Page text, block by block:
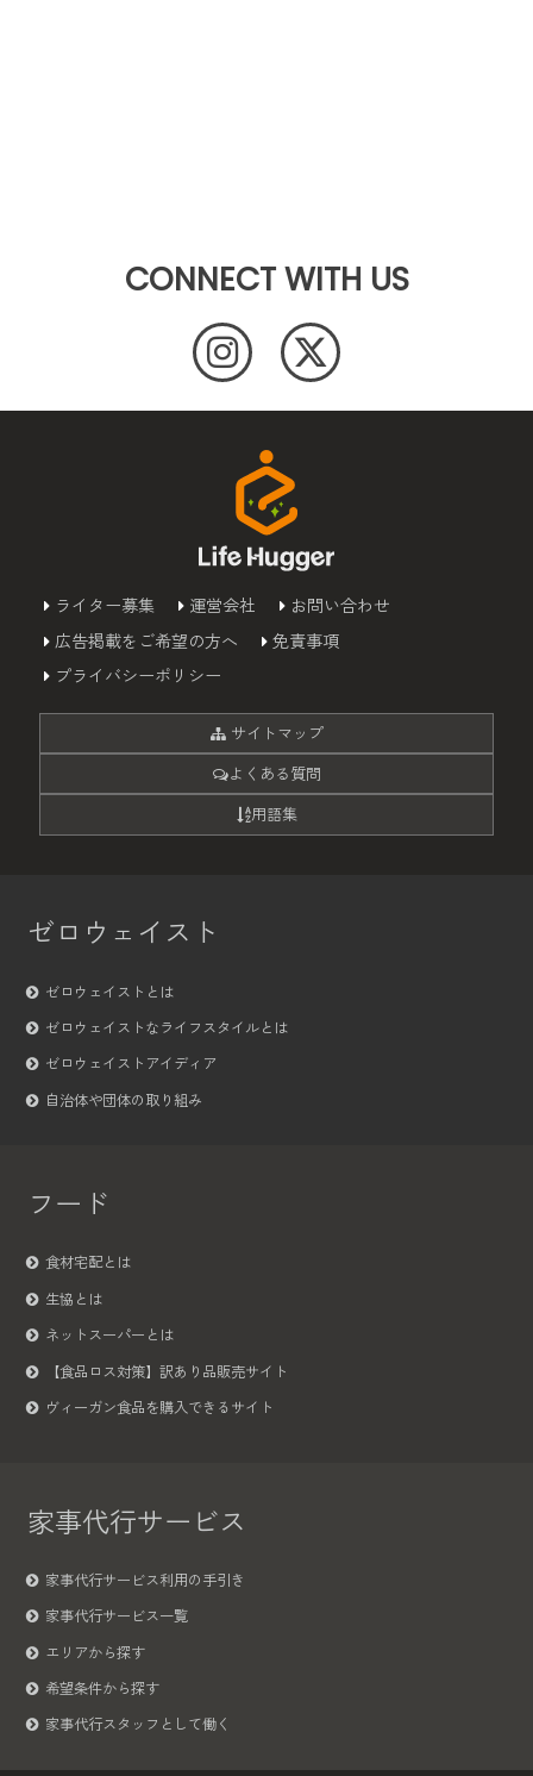
CONNECT WITH US
ライター募集 運営会社
お問い合わせ
広告掲載をご希望の方へ
免責事項
プライバシーポリシー
サイトマップ
よくある質問
用語集
ゼロウェイスト
ゼロウェイストとは
ゼロウェイストなライフスタイルとは
ゼロウェイストアイディア
自治体や団体の取り組み
フード
食材宅配とは
生協とは
ネットスーパーとは
【食品ロス対策】訳あり品販売サイト
ヴィーガン食品を購入できるサイト
家事代行サービス
家事代行サービス利用の手引き
家事代行サービス一覧
エリアから探す
希望条件から探す
家事代行スタッフとして働く